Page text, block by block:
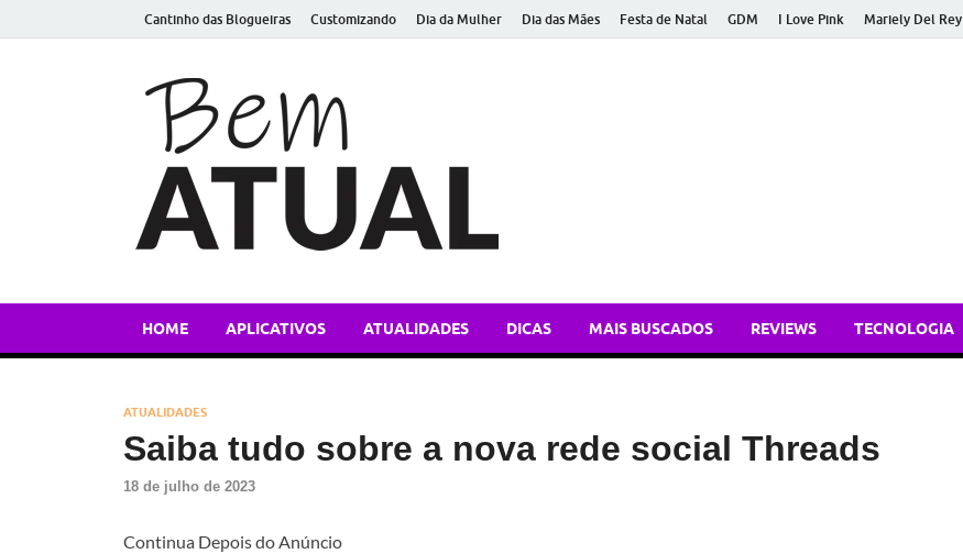
Cantinho das Blogueiras Customizando Dia da Mulher Dia das Mães Festa de Natal GDM I Love Pink Mariely Del Rey
HOME APLICATIVOS ATUALIDADES DICAS MAIS BUSCADOS REVIEWS TECNOLOGIA
ATUALIDADES
Saiba tudo sobre a nova rede social Threads
18 de julho de 2023
Continua Depois do Anúncio